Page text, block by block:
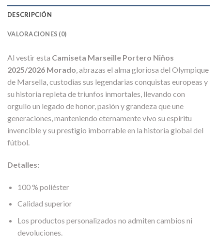
DESCRIPCIÓN
VALORACIONES (0)
Al vestir esta Camiseta Marseille Portero Niños
2025/2026 Morado, abrazas el alma gloriosa del Olympique
de Marsella, custodias sus legendarias conquistas europeas y
su historia repleta de triunfos inmortales, llevando con
orgullo un legado de honor, pasión y grandeza que une
generaciones, manteniendo eternamente vivo su espíritu
invencible y su prestigio imborrable en la historia global del
fútbol.
Detalles:
100 % poliéster
Calidad superior
Los productos personalizados no admiten cambios ni
devoluciones.